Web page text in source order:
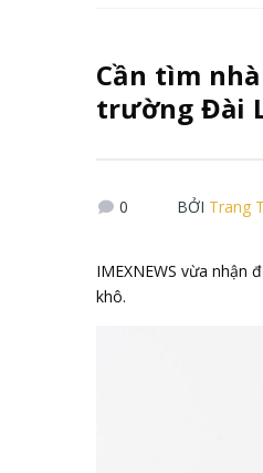
Cần tìm
trường Đài
0 BỞI Trang
IMEXNEWS vừa
khô.